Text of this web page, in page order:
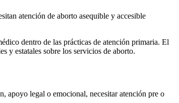
atención de aborto asequible y accesible
dentro de las prácticas de atención primaria. El
y estatales sobre los servicios de aborto.
apoyo legal o emocional, necesitar atención pre o